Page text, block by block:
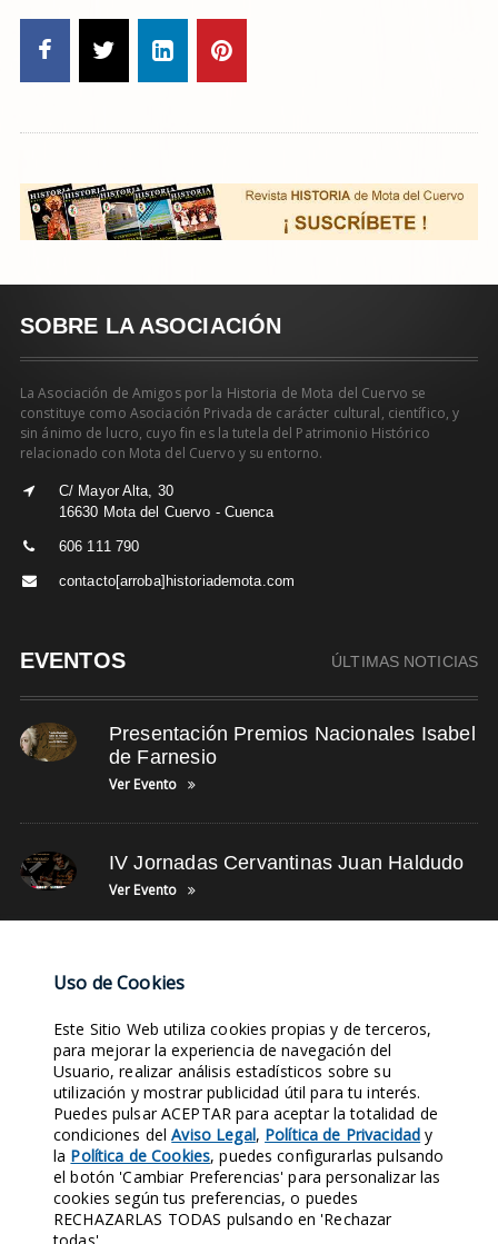
SOBRE LA ASOCIACIÓN
La Asociación de Amigos por la Historia de Mota del Cuervo se
constituye como Asociación Privada de carácter cultural, científico, y
sin ánimo de lucro, cuyo fin es la tutela del Patrimonio Histórico
relacionado con Mota del Cuervo y su entorno.
C/ Mayor Alta, 30
16630 Mota del Cuervo - Cuenca
606 111 790
contacto[arroba]historiademota.com
EVENTOS ÚLTIMAS NOTICIAS
Presentación Premios Nacionales Isabel
de Farnesio
Ver Evento
IV Jornadas Cervantinas Juan Haldudo
Ver Evento
NUBE DE TAGS
TWITTER FACEBOOK
FOTOS DE MÚSICA SUSCRÍBETE JUNTA DIRECTIVA SIGLO XVIII
EVENTOS ARCHIVOS
Entra en nuestras Redes Sociales y síguenos. Conocerás nuestra
Historia al instante.
1970 421 124
Uso de Cookies
Este Sitio Web utiliza cookies propias y de terceros,
para mejorar la experiencia de navegación del
Usuario, realizar análisis estadísticos sobre su
utilización y mostrar publicidad útil para tu interés.
Puedes pulsar ACEPTAR para aceptar la totalidad de
condiciones delAviso Legal, Política de Privacidad y
la Política de Cookies, puedes configurarlas pulsando
el botón 'Cambiar Preferencias' para personalizar las
cookies según tus preferencias, o puedes
RECHAZARLAS TODAS pulsando en 'Rechazar